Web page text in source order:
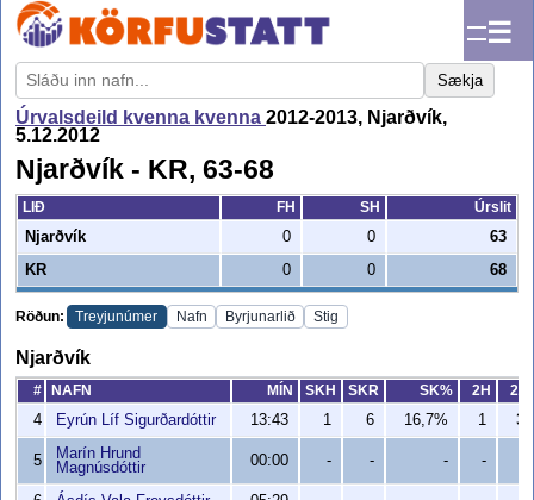
☰
Sækja
Úrvalsdeild kvenna kvenna 2012-2013, Njarðvík,
5.12.2012
Njarðvík - KR, 63-68
LIÐ FH SH
Úrslit
Njarðvík
0 0
63
KR
0 0 68
Röðun: Treyjunúmer Nafn Byrjunarlið Stig
Njarðvík
# NAFN MÍN SKH SKR SK% 2H
2R
4
Eyrún Líf Sigurðardóttir 13:43 1 6 16,7% 1 3
5
Marín Hrund
Magnúsdóttir
00:00 - - - -